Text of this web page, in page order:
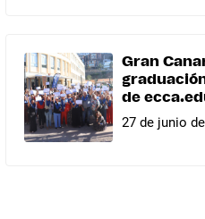
Gran
de
27 de junio